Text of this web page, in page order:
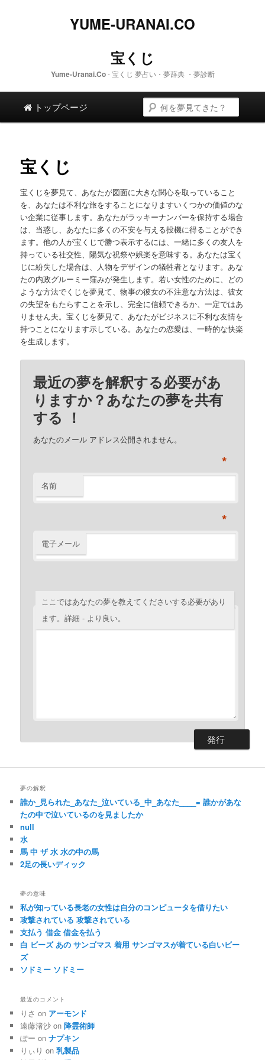
YUME-URANAI.CO
宝くじ
Yume-Uranai.Co- 宝くじ 夢占い・夢辞典 ・夢診断
メイン コンテンツへスキップします。
二次コンテンツへスキップします。
トップページ
宝くじ
宝くじを夢見て、あなたが図面に大きな関心を取っていること
を、あなたは不利な旅をすることになりますいくつかの価値のな
い企業に従事します。あなたがラッキーナンバーを保持する場合
は、当惑し、あなたに多くの不安を与える投機に得ることができ
ます。他の人が宝くじで勝つ表示するには、一緒に多くの友人を
持っている社交性、陽気な祝祭や娯楽を意味する。あなたは宝く
じに紛失した場合は、人物をデザインの犠牲者となります。あな
たの内政グルーミー窪みが発生します。若い女性のために、どの
ような方法でくじを夢見て、物事の彼女の不注意な方法は、彼女
の失望をもたらすことを示し、完全に信頼できるか、一定ではあ
りません夫。宝くじを夢見て、あなたがビジネスに不利な友情を
持つことになります示している。あなたの恋愛は、一時的な快楽
を生成します。
最近の夢を解釈する必要があ
りますか？あなたの夢を共有
する ！
あなたのメール アドレス公開されません。
名前
*
電子メール
*
ここではあなたの夢を教えてくださいする必要があり
ます。詳細 - より良い。
夢の解釈
誰か_見られた_あなた_泣いている_中_あなた____= 誰かがあな
たの中で泣いているのを見ましたか
null
水
馬 中 ザ 水 水の中の馬
2足の長いディック
夢の意味
私が知っている長老の女性は自分のコンピュータを借りたい
攻撃されている 攻撃されている
支払う 借金 借金を払う
白 ビーズ あの サンゴマス 着用 サンゴマスが着ている白いビー
ズ
ソドミー ソドミー
最近のコメント
りさ on アーモンド
遠藤渚沙 on降霊術師
ぽー onナプキン
りぃり on乳製品